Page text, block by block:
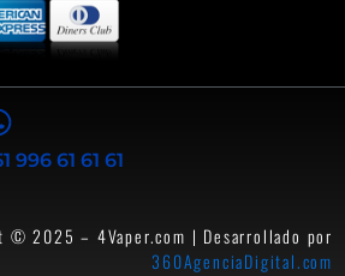
996 61 61 61
© 2025 – 4Vaper.com | Desarrollado por
360AgenciaDigital.com